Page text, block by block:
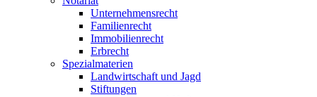
Unternehmensrecht
Familienrecht
Immobilienrecht
Erbrecht
Spezialmaterien
Landwirtschaft und Jagd
Stiftungen